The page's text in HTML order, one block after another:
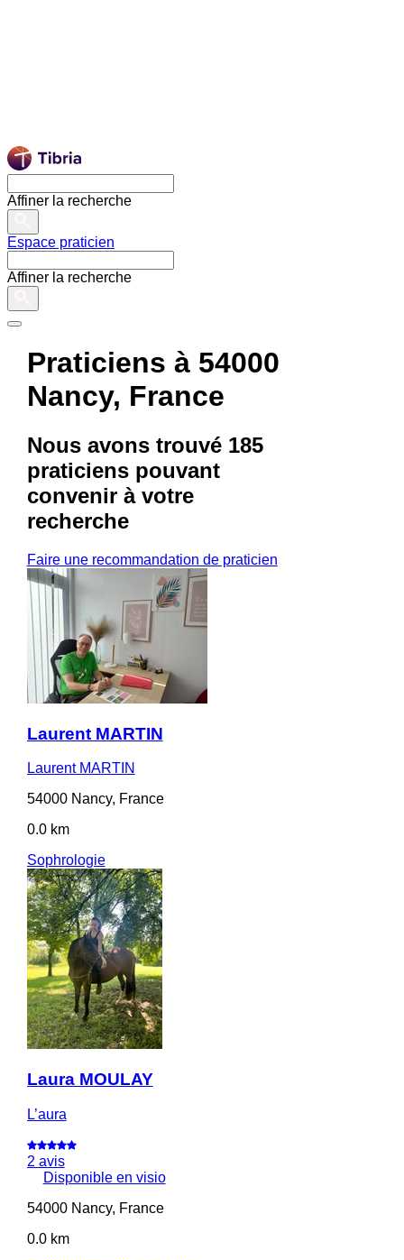
Affiner la recherche
Espace praticien
Affiner la recherche
Praticiens à 54000
Nancy, France
Nous avons trouvé 185
praticienspouvant
convenir à votre
recherche
Faire une recommandation de praticien
Laurent MARTIN
Laurent MARTIN
54000 Nancy, France
0.0 km
Sophrologie
Laura MOULAY
L’aura
2 avis
Disponible en visio
54000 Nancy, France
0.0 km